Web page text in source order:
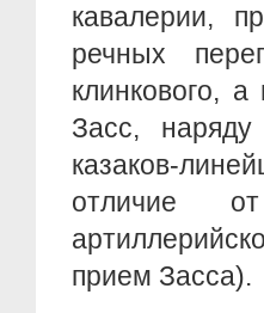
кавалерии,
речных
клинкового,
Засс,
казаков-
отличие
прием Засса).